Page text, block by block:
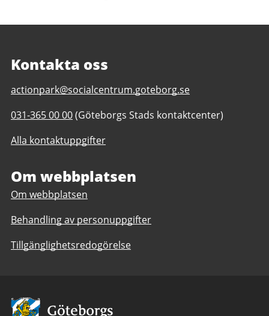
Kontakta oss
E-
till
Actionparken
(bemannad
actionpark@socialcentrum.goteborg.se
Telefonnummer
Actionparken
plats)
031-365 00 00(Göteborgs Stads kontaktcenter)
Alla kontaktuppgifter
Om webbplatsen
Om webbplatsen
Behandling av personuppgifter
Tillgänglighetsredogörelse
Avsändare: